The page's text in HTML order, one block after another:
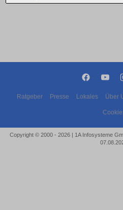
Ratgeber Presse Lokales Über
Copyright © 2000 - 2026 | 1A Infosysteme